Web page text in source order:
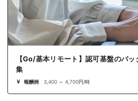
【Go/基本リモート】認可基盤のバ
集
報酬例 3,400 ～ 4,700円/時